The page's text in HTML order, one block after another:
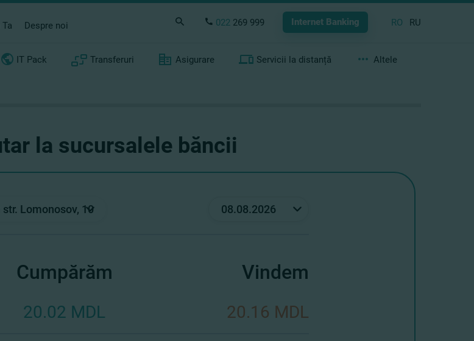
Despre noi 022 269 999 Internet Banking RO RU
IT Pack Transferuri Asigurare Servicii la distanță Altele
la sucursalele băncii
Cumpărăm Vindem
20.02 MDL
20.16 MDL